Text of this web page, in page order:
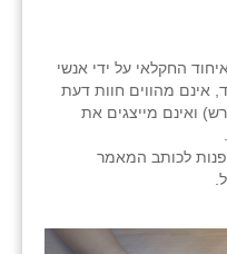
החקלאי על ידי אנשי
אינם מהווים חוות דעת
ואינם מייצגים את
לכותב המאמר